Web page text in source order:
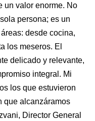
un valor enorme. No
persona; es un
desde cocina,
los meseros. El
delicado y relevante,
integral. Mi
los que estuvieron
que alcanzáramos
Director General